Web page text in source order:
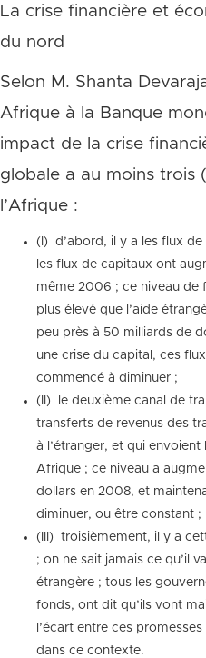
La crise financière et
du nord
Selon M. Shanta
Afrique à la Banque
impact de la crise
globale a au moins trois
l’Afrique :
(I) d’abord, il y a les flux
les flux de capitaux ont
même 2006 ; ce niveau de
plus élevé que l’aide
peu près à 50 milliards de
une crise du capital, ces
commencé à diminuer ;
(II) le deuxième canal de
transferts de revenus des
à l’étranger, et qui
Afrique ; ce niveau a
dollars en 2008, et
diminuer, ou être constant ;
(III) troisièmement, il y a
; on ne sait jamais ce qu’il
étrangère ; tous les
fonds, ont dit qu’ils vont
l’écart entre ces
dans ce contexte.